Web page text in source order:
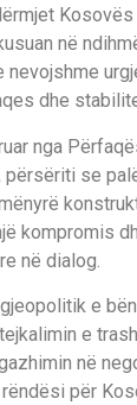
në
nevojshme
dhe
nga
përsëriti se
kompromis
në dialog.
e
e
në
për